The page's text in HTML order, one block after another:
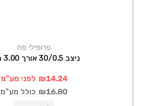
פרופילי פח
ניצב 30/0.5 אורך 3.00 מטר
₪14.24 לפני מע"מ
₪16.80 כולל מע"מ